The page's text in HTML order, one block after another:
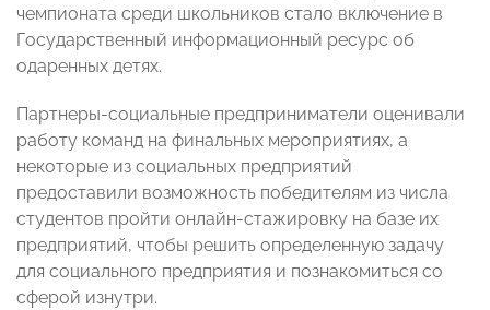
чемпионата среди школьников стало включение в
Государственный информационный ресурс об
одаренных детях.
Партнеры-социальные предприниматели оценивали
работу команд на финальных мероприятиях, а
некоторые из социальных предприятий
предоставили возможность победителям из числа
студентов пройти онлайн-стажировку на базе их
предприятий, чтобы решить определенную задачу
для социального предприятия и познакомиться со
сферой изнутри.